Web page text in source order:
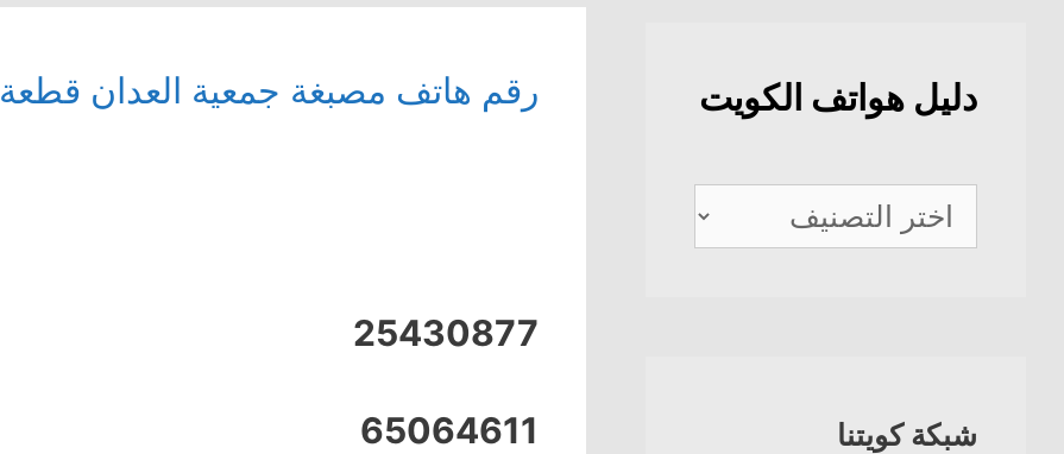
رقم هاتف مصبغة جمعية العدان قطعة 2 فرع 25
25430877
65064611
دليل هواتف الكويت
دليل
هواتف
شبكة كويتنا